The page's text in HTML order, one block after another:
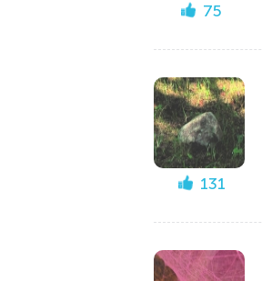
75
131